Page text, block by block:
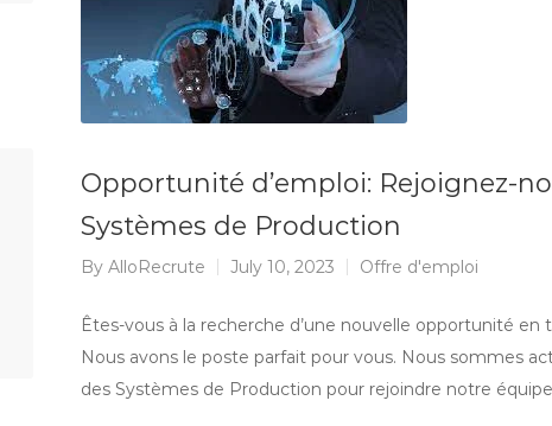
Opportunité d’emploi: Rejoignez-
Systèmes de Production
By AlloRecrute July 10, 2023 Offre d'emploi
Êtes-vous à la recherche d’une nouvelle opportunité en
Nous avons le poste parfait pour vous. Nous sommes
des Systèmes de Production pour rejoindre notre